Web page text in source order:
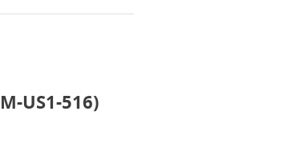
US1-516)